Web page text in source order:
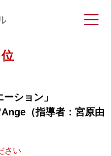
ション」
（指導者：宮原由
さい